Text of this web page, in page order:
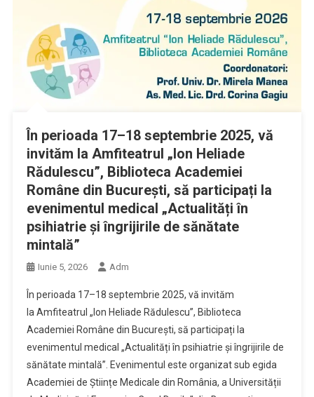
În perioada 17–18 septembrie 2025, vă
invităm la Amfiteatrul „Ion Heliade
Rădulescu”, Biblioteca Academiei
Române din București, să participați la
evenimentul medical „Actualități în
psihiatrie și îngrijirile de sănătate
mintală”
Iunie 5, 2026 Adm
În perioada 17–18 septembrie 2025, vă invităm
la Amfiteatrul „Ion Heliade Rădulescu”, Biblioteca
Academiei Române din București, să participați la
evenimentul medical „Actualități în psihiatrie și îngrijirile de
sănătate mintală”. Evenimentul este organizat sub egida
Academiei de Științe Medicale din România, a Universității